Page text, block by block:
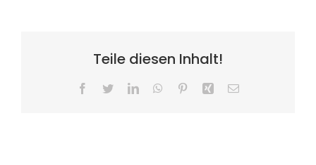
Teile diesen Inhalt!
Facebook
TwitterLinkedInWhatsApp
PinterestXing E-